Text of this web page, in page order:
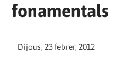
fonamentals
Dijous, 23 febrer, 2012